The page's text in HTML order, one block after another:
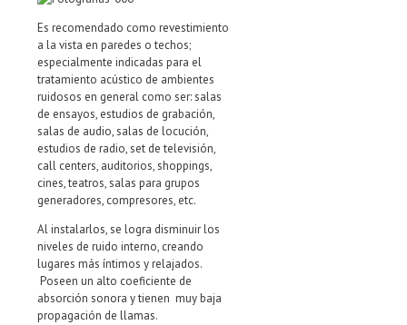
Es recomendado como revestimiento
a la vista en paredes o techos;
especialmente indicadas para el
tratamiento acústico de ambientes
ruidosos en general como ser: salas
de ensayos, estudios de grabación,
salas de audio, salas de locución,
estudios de radio, set de televisión,
call centers, auditorios, shoppings,
cines, teatros, salas para grupos
generadores, compresores, etc.
Al instalarlos, se logra disminuir los
niveles de ruido interno, creando
lugares más íntimos y relajados.
Poseen un alto coeficiente de
absorción sonora y tienen muy baja
propagación de llamas.